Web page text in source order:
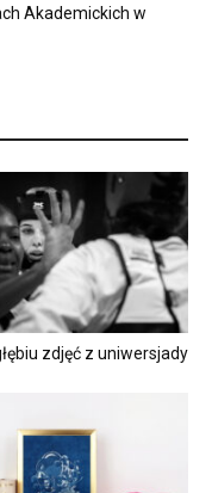
Akademickich w
zdjęć z uniwersjady